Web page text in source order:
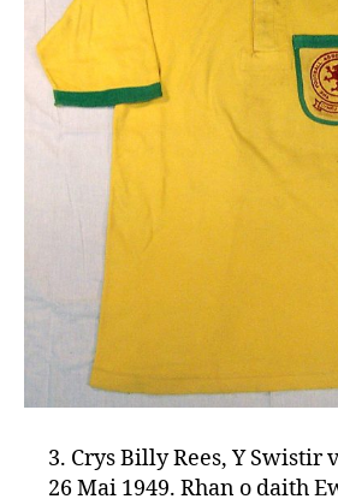
3. Crys Billy Rees, Y Swistir
26 Mai 1949. Rhan o daith